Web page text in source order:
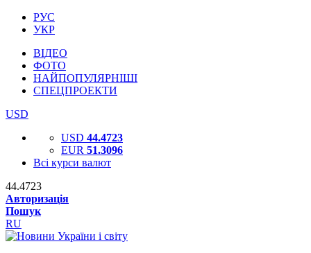
РУС
УКР
ВІДЕО
ФОТО
НАЙПОПУЛЯРНІШІ
СПЕЦПРОЕКТИ
USD
USD 44.4723
EUR 51.3096
Всі курси валют
44.4723
Авторизація
Пошук
RU